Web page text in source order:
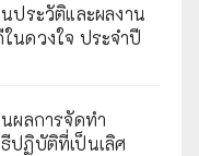
ประวัติและผลงาน
นดวงใจ ประจำปี
ผลการจัดทำ
ปฏิบัติที่เป็นเลิศ